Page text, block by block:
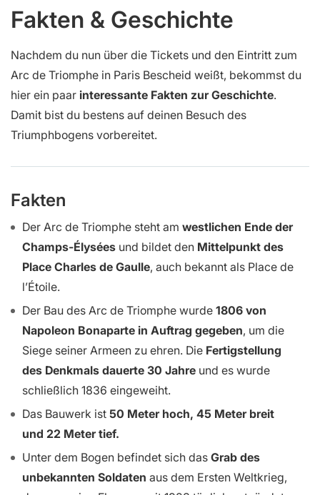
Fakten & Geschichte
Nachdem du nun über die Tickets und den Eintritt zum
Arc de Triomphe in Paris Bescheid weißt, bekommst du
hier ein paar interessante Fakten zur Geschichte.
Damit bist du bestens auf deinen Besuch des
Triumphbogens vorbereitet.
Fakten
Der Arc de Triomphe steht am westlichen Ende der
Champs-Élysées und bildet den Mittelpunkt des
Place Charles de Gaulle, auch bekannt als Place de
l’Étoile.
Der Bau des Arc de Triomphe wurde 1806 von
Napoleon Bonaparte in Auftrag gegeben, um die
Siege seiner Armeen zu ehren. Die Fertigstellung
des Denkmals dauerte 30 Jahre und es wurde
schließlich 1836 eingeweiht.
Das Bauwerk ist 50 Meter hoch, 45 Meter breit
und 22 Meter tief.
Unter dem Bogen befindet sich das Grab des
unbekannten Soldaten aus dem Ersten Weltkrieg,